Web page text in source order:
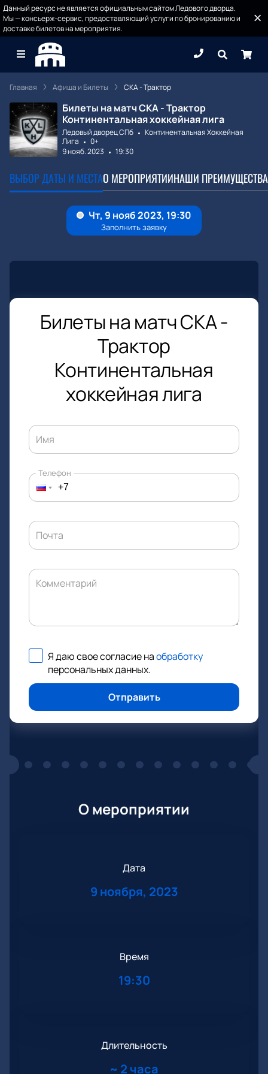
Данный ресурс не является официальным сайтом Ледового дворца.
Мы — консьерж-сервис, предоставляющий услуги по бронированию и
доставке билетов на мероприятия.
Главная Афиша и Билеты СКА - Трактор
Билеты на матч СКА - Трактор
Континентальная хоккейная лига
Ледовый дворец СПб
Континентальная Хоккейная
Лига
0+
9 нояб. 2023
19:30
ВЫБОР ДАТЫ И МЕСТАО МЕРОПРИЯТИИНАШИ ПРЕИМУЩЕСТВА
Билеты на матч СКА -
Трактор
Континентальная
хоккейная лига
Имя
Телефон
Почта
Комментарий
Я даю свое согласие наобработку
персональных данных.
Отправить
О мероприятии
Дата
9 ноября, 2023
Время
19:30
Длительность
~ 2 часа